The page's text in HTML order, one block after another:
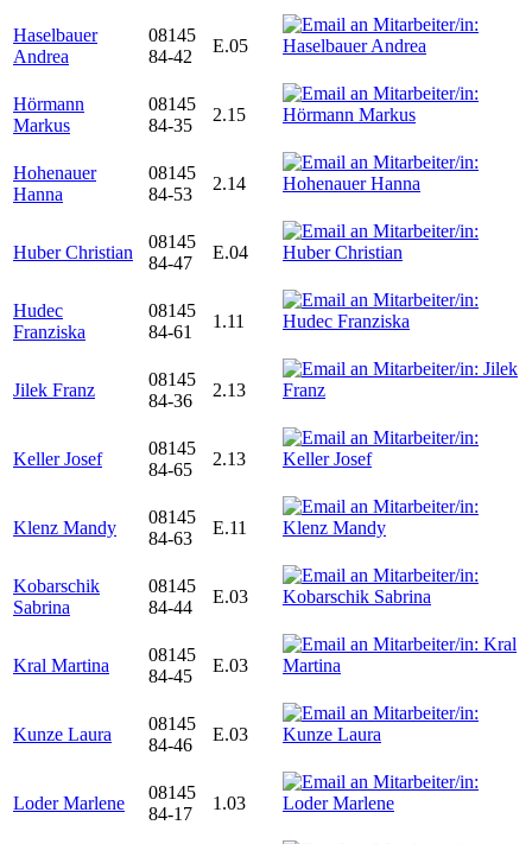
Haselbauer
Andrea
08145
84-42
E.05
Hörmann
Markus
08145
84-35
2.15
Hohenauer
Hanna
08145
84-53
2.14
Huber Christian
08145
84-47
E.04
Hudec
Franziska
08145
84-61
1.11
Jilek Franz
08145
84-36
2.13
Keller Josef
08145
84-65
2.13
Klenz Mandy
08145
84-63
E.11
Kobarschik
Sabrina
08145
84-44
E.03
Kral Martina
08145
84-45
E.03
Kunze Laura
08145
84-46
E.03
Loder Marlene
08145
84-17
1.03